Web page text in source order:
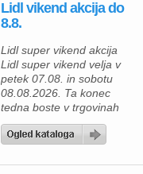
multipakiranja oz. večja
pakiranja – 30% ceneje
na energijske […]
Lidl vikend akcija do
8.8.
Lidl super vikend akcija
Lidl super vikend velja v
petek 07.08. in sobotu
08.08.2026. Ta konec
tedna boste v trgovinah
Lidl prihranili ob nakupu
naslednjih izdelkov. Super
cene veljajo samo v petek